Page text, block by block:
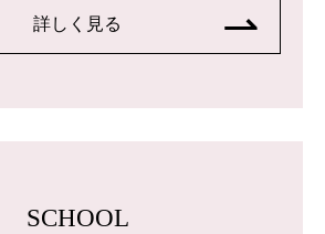
詳しく見る
SCHOOL